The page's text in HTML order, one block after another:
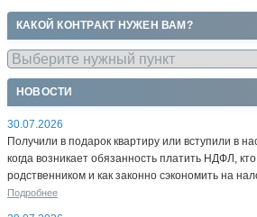
КАКОЙ КОНТРАКТ НУЖЕН ВАМ?
НОВОСТИ
30.07.2026
Получили в подарок квартиру или вступили в
когда возникает обязанность платить НДФЛ,
родственником и как законно сэкономить на
Подробнее